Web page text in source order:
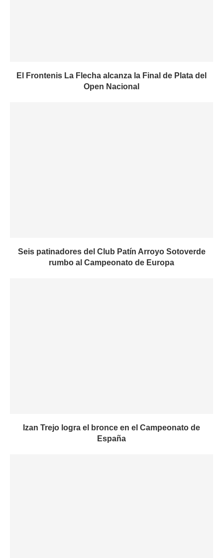
El Frontenis La Flecha alcanza la Final de Plata del
Open Nacional
Seis patinadores del Club Patín Arroyo Sotoverde
rumbo al Campeonato de Europa
Izan Trejo logra el bronce en el Campeonato de
España